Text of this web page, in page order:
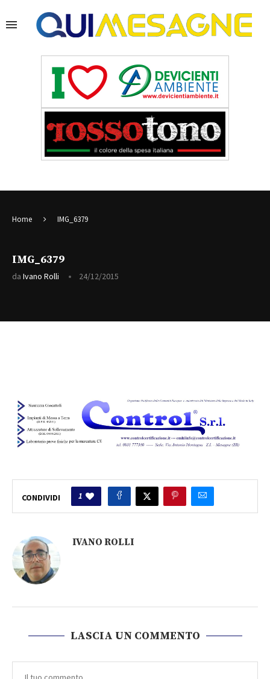
Home IMG_6379
IMG_6379
da Ivano Rolli 24/12/2015
CONDIVIDI 1
IVANO ROLLI
LASCIA UN COMMENTO